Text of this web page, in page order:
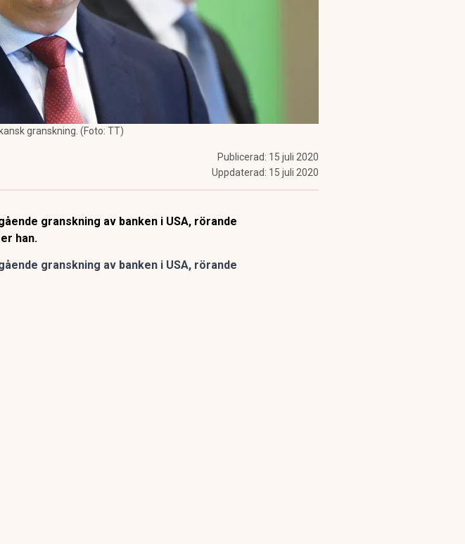
granskning. (Foto: TT)
Publicerad: 15 juli 2020
Uppdaterad: 15 juli 2020
granskning av banken i USA, rörande
han.
granskning av banken i USA, rörande